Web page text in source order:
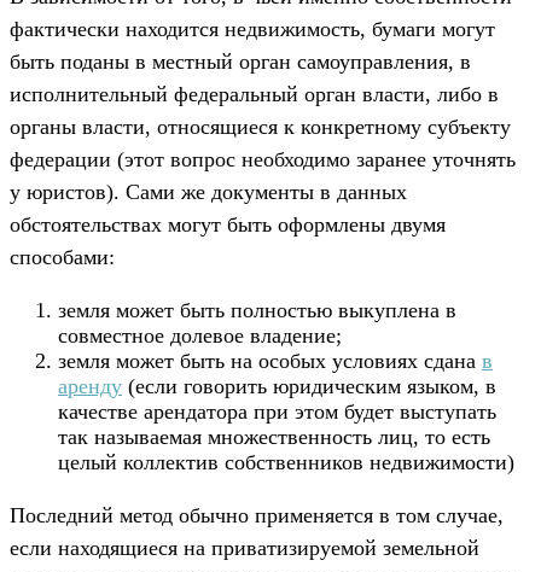
фактически находится недвижимость, бумаги могут
быть поданы в местный орган самоуправления, в
исполнительный федеральный орган власти, либо в
органы власти, относящиеся к конкретному субъекту
федерации (этот вопрос необходимо заранее уточнять
у юристов). Сами же документы в данных
обстоятельствах могут быть оформлены двумя
способами:
земля может быть полностью выкуплена в
совместное долевое владение;
земля может быть на особых условиях сдана в
аренду (если говорить юридическим языком, в
качестве арендатора при этом будет выступать
так называемая множественность лиц, то есть
целый коллектив собственников недвижимости)
Последний метод обычно применяется в том случае,
если находящиеся на приватизируемой земельной